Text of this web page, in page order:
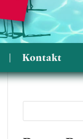
| Kontakt